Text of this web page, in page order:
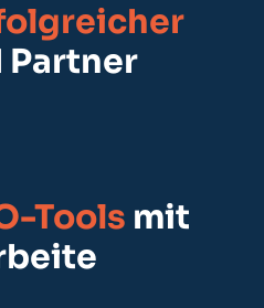
Partner
Tools mit